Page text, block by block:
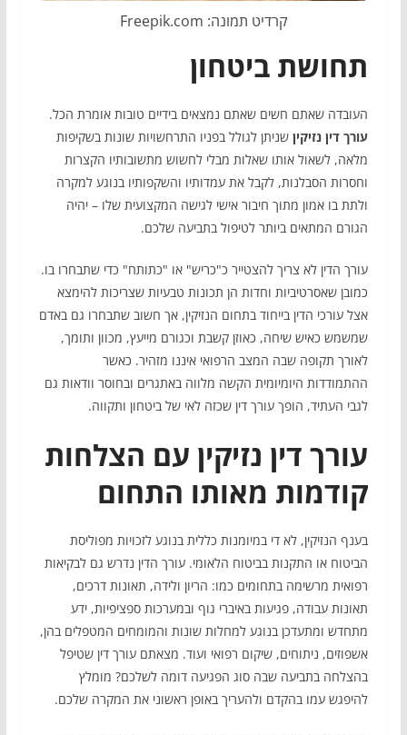
קרדיט תמונה: Freepik.com
תחושת ביטחון
העובדה שאתם חשים שאתם נמצאים בידיים טובות אומרת הכל.
עורך דין נזיקיןשניתן לגולל בפניו התרחשויות שונות בשקיפות
מלאה, לשאול אותו שאלות מבלי לחשוש מתשובותיו הקצרות
וחסרות הסבלנות, לקבל את עמדותיו והשקפותיו בנוגע למקרה
ולתת בו אמון מתוך חיבור אישי לגישה המקצועית שלו – יהיה
הגורם המתאים ביותר לטיפול בתביעה שלכם.
עורך הדין לא צריך להצטייר כ"כריש" או "כתותח" כדי שתבחרו בו.
כמובן שאסרטיביות וחדות הן תכונות טבעיות שצריכות להימצא
אצל עורכי הדין בייחוד בתחום הנזיקין, אך חשוב שתבחרו גם באדם
שמשמש כאיש שיחה, כאוזן קשבת וכגורם מייעץ, מכוון ותומך,
לאורך תקופה שבה המצב הרפואי איננו מזהיר. כאשר
ההתמודדות היומיומית הקשה מלווה באתגרים ובחוסר וודאות גם
לגבי העתיד, הופך עורך דין שכזה לאי של ביטחון ותקווה.
עורך דין נזיקין עם הצלחות
קודמות מאותו התחום
בענף הנזיקין, לא די במיומנות כללית בנוגע לזכויות מפוליסת
הביטוח או התקנות בביטוח הלאומי. עורך הדין נדרש גם לבקיאות
רפואית מרשימה בתחומים כמו: הריון ולידה, תאונות דרכים,
תאונות עבודה, פגיעות באיברי גוף ובמערכות ספציפיות, ידע
מתחדש ומתעדכן בנוגע למחלות שונות והמומחים המטפלים בהן,
אשפוזים, ניתוחים, שיקום רפואי ועוד. מצאתם עורך דין שטיפל
בהצלחה בתביעה שבה סוג הפגיעה דומה לשלכם? מומלץ
להיפגש עמו בהקדם ולהעריך באופן ראשוני את המקרה שלכם.